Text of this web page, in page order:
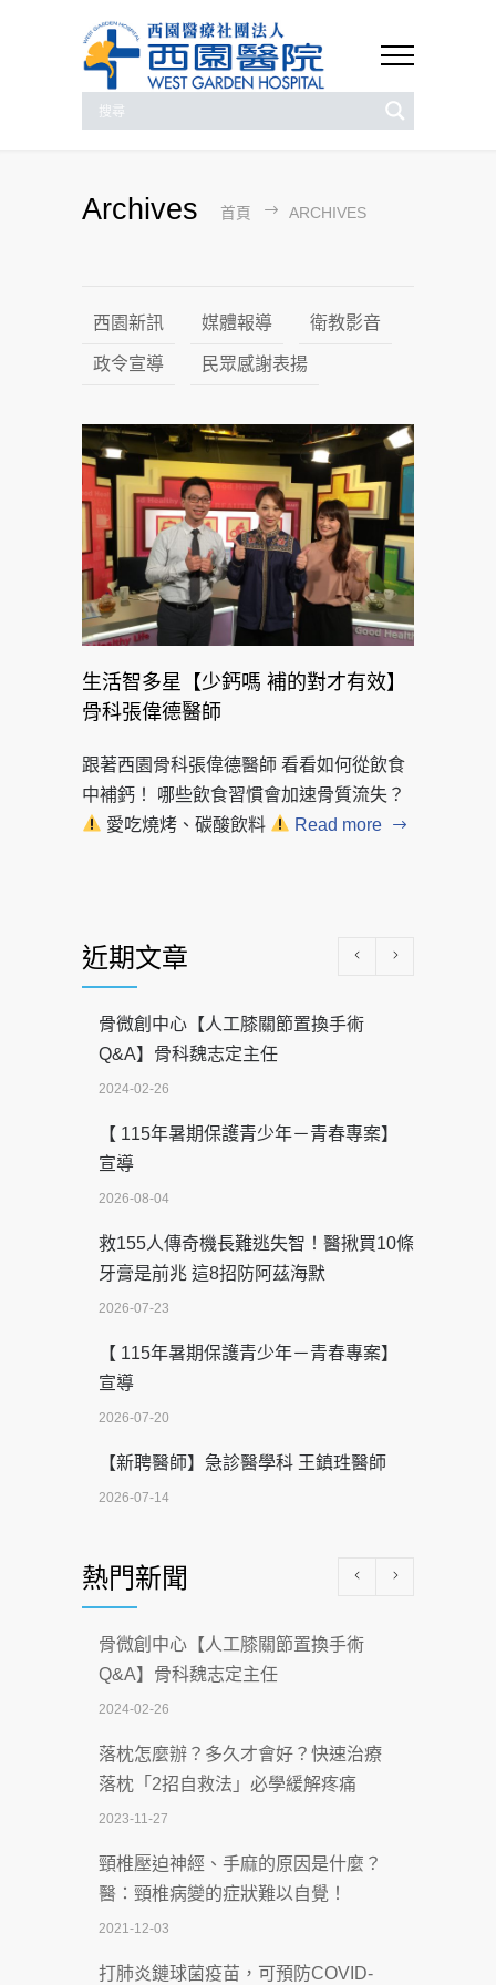
Archives 首頁 ARCHIVES
西園新訊 媒體報導 衛教影音
政令宣導 民眾感謝表揚
生活智多星【少鈣嗎 補的對才有效】
骨科張偉德醫師
跟著西園骨科張偉德醫師 看看如何從飲食
中補鈣！ 哪些飲食習慣會加速骨質流失？
愛吃燒烤、碳酸飲料
Read more
近期文章
骨微創中心【人工膝關節置換手術
Q&A】骨科魏志定主任
2024-02-26
【 115年暑期保護青少年－青春專案】
宣導
2026-08-04
救155人傳奇機長難逃失智！醫揪買10條
牙膏是前兆 這8招防阿茲海默
2026-07-23
【 115年暑期保護青少年－青春專案】
宣導
2026-07-20
【新聘醫師】急診醫學科 王鎮珄醫師
2026-07-14
科能量
2026-07-08
沒菸酒也瀕臨洗腎？65歲男靠「這習
慣」逆轉腎功能 醫揭3招救命
2026-07-08
體溫飆破41度！醫連收兩例中暑病例：
致死率達8成
2026-07-07
深耕萬華55年 西園醫院回顧發展歷程與
智慧 醫療布局
2026-07-06
【115年臺北市「防癌保衛戰：健康好禮
熱門新聞
骨微創中心【人工膝關節置換手術
Q&A】骨科魏志定主任
2024-02-26
落枕怎麼辦？多久才會好？快速治療
落枕「2招自救法」必學緩解疼痛
2023-11-27
頸椎壓迫神經、手麻的原因是什麼？
醫：頸椎病變的症狀難以自覺！
2021-12-03
打肺炎鏈球菌疫苗，可預防COVID-